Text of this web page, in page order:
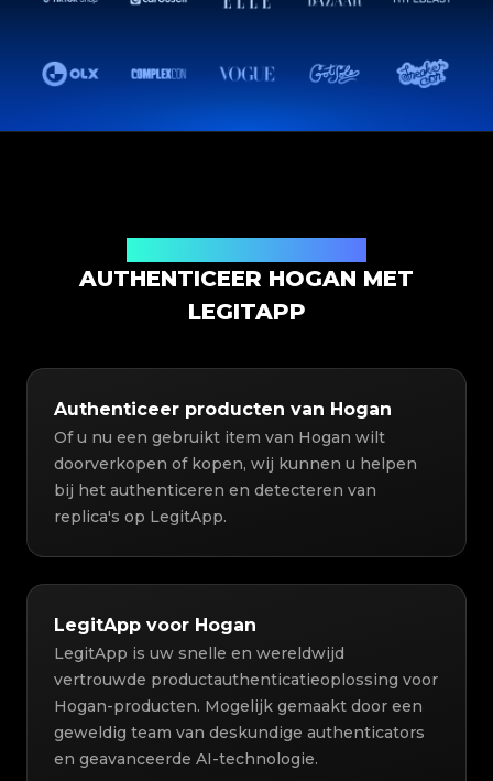
AUTHENTICEER HOGAN MET
LEGITAPP
Authenticeer producten van Hogan
Of u nu een gebruikt item van Hogan wilt
doorverkopen of kopen, wij kunnen u helpen
bij het authenticeren en detecteren van
replica's op LegitApp.
LegitApp voor Hogan
LegitApp is uw snelle en wereldwijd
vertrouwde productauthenticatieoplossing voor
Hogan-producten. Mogelijk gemaakt door een
geweldig team van deskundige authenticators
en geavanceerde AI-technologie.